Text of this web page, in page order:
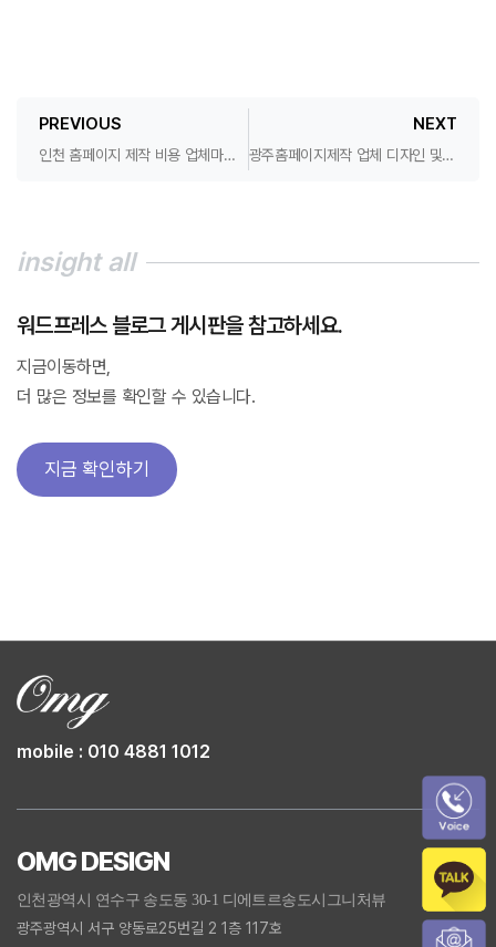
PREVIOUS
인천 홈페이지 제작 비용 업체마다 다른 진짜 이유?
NEXT
광주홈페이지제작 업체 디자인 및 상위노출 최적화 관리 비용
insight all
워드프레스 블로그 게시판을 참고하세요.
지금이동하면,
더 많은 정보를 확인할 수 있습니다.
지금 확인하기
OMG DESIGN
인천광역시 연수구 송도동 30-1 디에트르송도시그니처뷰
광주광역시 서구 양동로25번길 2 1층 117호
mobile : 010 4881 1012